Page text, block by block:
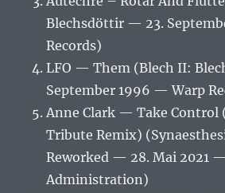
Blechsdöttir — 23.
Records)
LFO — Them (Blech II:
September 1996 — Warp
Anne Clark — Take Control
Tribute Remix)
Reworked — 28. Mai 2021
Administration)